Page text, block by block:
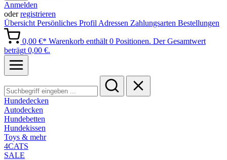
Anmelden
oderregistrieren
Übersicht Persönliches Profil Adressen Zahlungsarten Bestellungen
0,00 €* Warenkorb enthält 0 Positionen. Der Gesamtwert
beträgt 0,00 €.
Hundedecken
Autodecken
Hundebetten
Hundekissen
Toys & mehr
4CATS
SALE